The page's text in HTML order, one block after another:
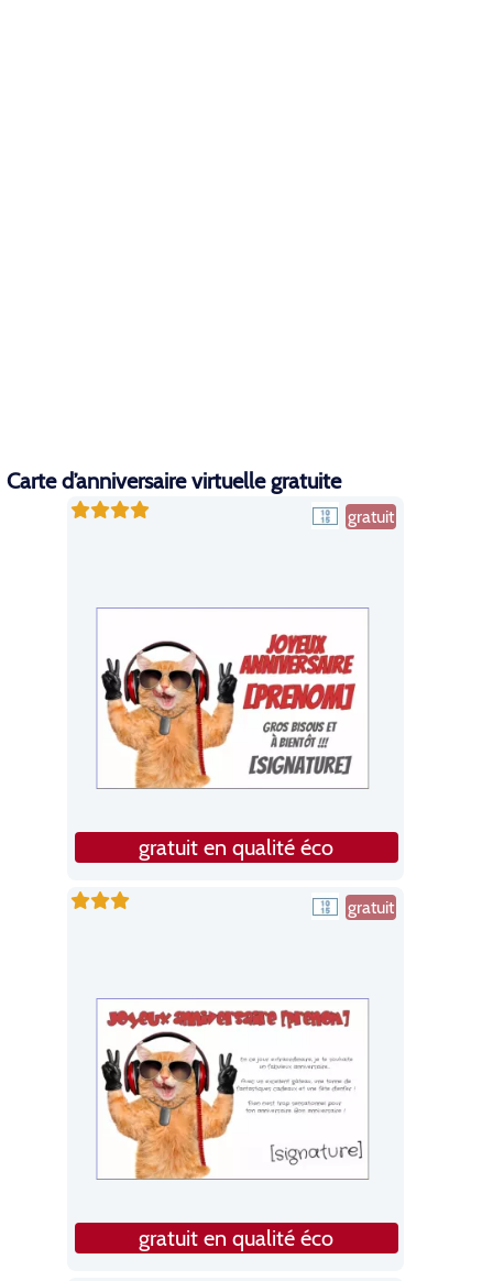
Carte d’anniversaire virtuelle gratuite
gratuit
gratuit en qualité éco
gratuit
gratuit en qualité éco